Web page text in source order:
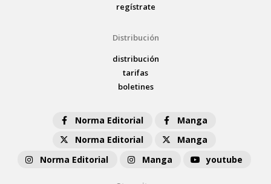
regístrate
Distribución
distribución
tarifas
boletines
Norma Editorial
Manga
Norma Editorial
Manga
Norma Editorial
Manga youtube